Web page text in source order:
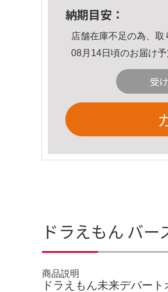
納期目安：
店舗在庫不足の為、取
08月14日頃のお届け予
受
ドラえもん バ
商品説明
ドラえもん未来デパー